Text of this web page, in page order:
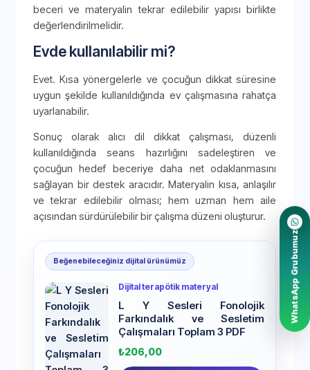
beceri ve materyalin tekrar edilebilir yapısı birlikte
değerlendirilmelidir.
Evde kullanılabilir mi?
Evet. Kısa yönergelerle ve çocuğun dikkat süresine
uygun şekilde kullanıldığında ev çalışmasına rahatça
uyarlanabilir.
Sonuç olarak alıcı dil dikkat çalışması, düzenli
kullanıldığında seans hazırlığını sadeleştiren ve
çocuğun hedef beceriye daha net odaklanmasını
sağlayan bir destek aracıdır. Materyalin kısa, anlaşılır
ve tekrar edilebilir olması; hem uzman hem aile
açısından sürdürülebilir bir çalışma düzeni oluşturur.
Beğenebileceğiniz dijital ürünümüz
Dijital terapötik materyal
L Y Sesleri Fonolojik
Farkındalık ve Sesletim
Çalışmaları Toplam 3 PDF
₺206,00
WhatsApp Grubumuz